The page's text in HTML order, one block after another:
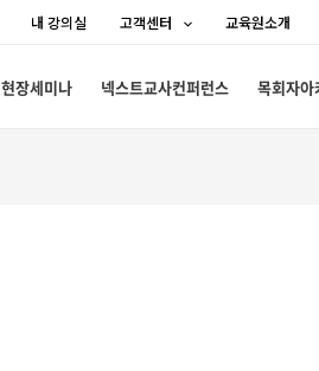
내 강의실 고객센터 교육원소개
현장세미나 넥스트교사컨퍼런스 목회자아